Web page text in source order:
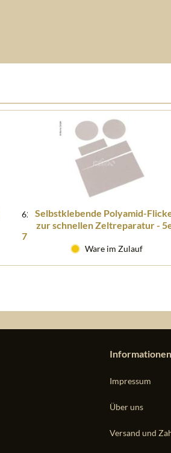
620730L
75,98 € *
Selbstklebende Polyamid-
zur schnellen Zeltreparatur -
Ware im Zulauf
Informationen
Impressum
Über uns
Versand und